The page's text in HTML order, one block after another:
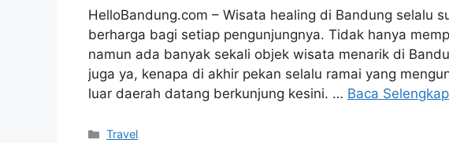
HelloBandung.com – Wisata healing di Bandung selalu
berharga bagi setiap pengunjungnya. Tidak hanya
namun ada banyak sekali objek wisata menarik di
juga ya, kenapa di akhir pekan selalu ramai yang
luar daerah datang berkunjung kesini. … Baca
Kategori
Travel